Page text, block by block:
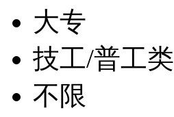
大专
技工/普工类
不限